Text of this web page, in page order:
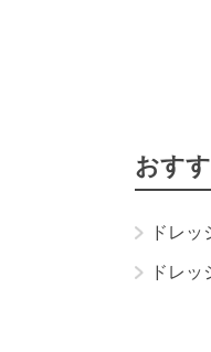
おす
ドレッ
ドレッ